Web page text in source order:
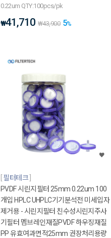
0.22um QTY:100pcs/pk
₩41,710 ₩43,900 5%
필터테크
PVDF 시린지필터 25mm 0.22um 100
개입 HPLC UHPLC기기분석전 미세입자
제거용 - 시린지필터 친수성시린지주사
기필터 멤브레인재질PVDF 하우징재질
PP 유효여과면적25mm 권장처리용량